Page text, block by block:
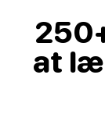
at